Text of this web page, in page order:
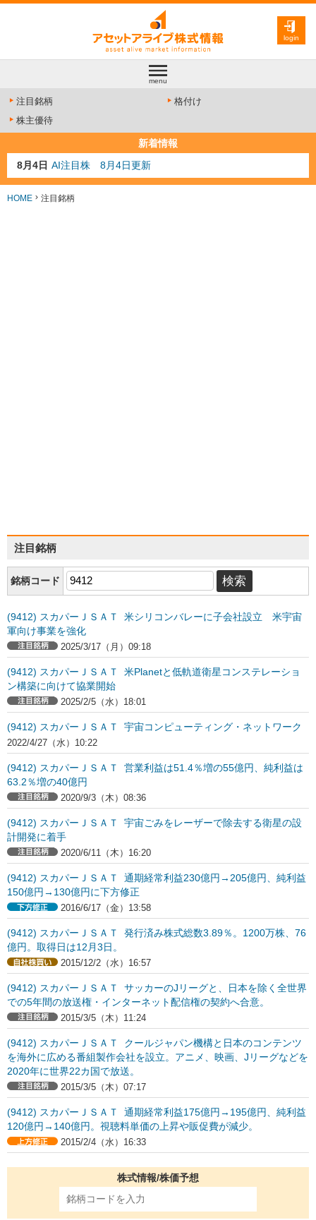
login
menu
注目銘柄
格付け
株主優待
新着情報
8月4日 AI注目株 8月4日更新
8月3日 人気業種注目株 8月3日更新
8月2日 金融注目株 8月2日更新
7月29日 日経225シグナル点灯
HOME 注目銘柄
注目銘柄
銘柄コード
(9412) スカパーＪＳＡＴ 米シリコンバレーに子会社設立 米宇宙
軍向け事業を強化
2025/3/17（月）09:18
(9412) スカパーＪＳＡＴ 米Planetと低軌道衛星コンステレーショ
ン構築に向けて協業開始
2025/2/5（水）18:01
(9412) スカパーＪＳＡＴ 宇宙コンピューティング・ネットワーク
2022/4/27（水）10:22
(9412) スカパーＪＳＡＴ 営業利益は51.4％増の55億円、純利益は
63.2％増の40億円
2020/9/3（木）08:36
(9412) スカパーＪＳＡＴ 宇宙ごみをレーザーで除去する衛星の設
計開発に着手
2020/6/11（木）16:20
(9412) スカパーＪＳＡＴ 通期経常利益230億円→205億円、純利益
150億円→130億円に下方修正
2016/6/17（金）13:58
(9412) スカパーＪＳＡＴ 発行済み株式総数3.89％。1200万株、76
億円。取得日は12月3日。
2015/12/2（水）16:57
(9412) スカパーＪＳＡＴ サッカーのJリーグと、日本を除く全世界
での5年間の放送権・インターネット配信権の契約へ合意。
2015/3/5（木）11:24
(9412) スカパーＪＳＡＴ クールジャパン機構と日本のコンテンツ
を海外に広める番組製作会社を設立。アニメ、映画、Jリーグなどを
2020年に世界22カ国で放送。
2015/3/5（木）07:17
(9412) スカパーＪＳＡＴ 通期経常利益175億円→195億円、純利益
120億円→140億円。視聴料単価の上昇や販促費が減少。
2015/2/4（水）16:33
株式情報/株価予想